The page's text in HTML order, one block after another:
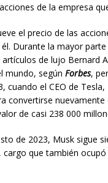
de la empresa
el precio de las
Durante la mayor parte
de lujo Bernard
mundo, según Forbes,
cuando el CEO de Tesla,
convertirse nuevamente
de casi 238 000
de 2023, Musk sigue
que también